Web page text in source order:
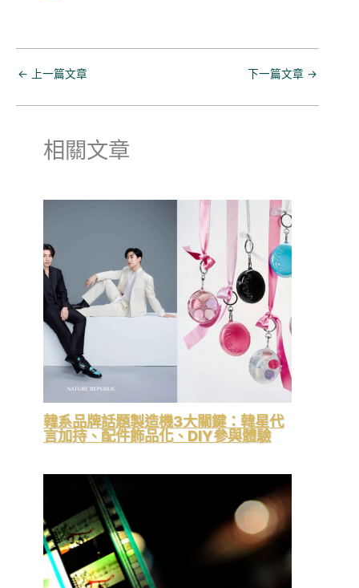
← 上一篇文章 下一篇文章 →
相關文章
韓系品牌話題製造機3大關鍵：韓星代
言加持、配件飾品化、DIY參與體驗